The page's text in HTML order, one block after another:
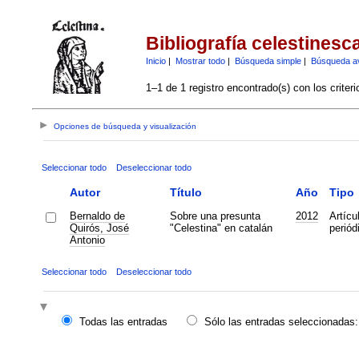
Bibliografía
Inicio| Mostrar todo| Búsqueda simple| Búsqueda
1–1 de 1 registro encontrado(s) con los
Opciones de búsqueda y visualización
Seleccionar todo Deseleccionar todo
Autor Título Año Tipo
Bernaldo de
Quirós, José
Antonio
Sobre una presunta
"Celestina" en catalán
2012
Seleccionar todo Deseleccionar todo
Todas las entradas
Sólo las entradas seleccionadas: